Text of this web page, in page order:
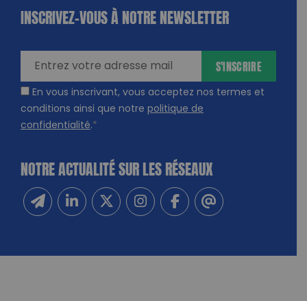
INSCRIVEZ-VOUS À NOTRE NEWSLETTER
En vous inscrivant, vous acceptez nos termes et
conditions ainsi que notre politique de
confidentialité.*
S'INSCRIRE
NOTRE ACTUALITÉ SUR LES RÉSEAUX